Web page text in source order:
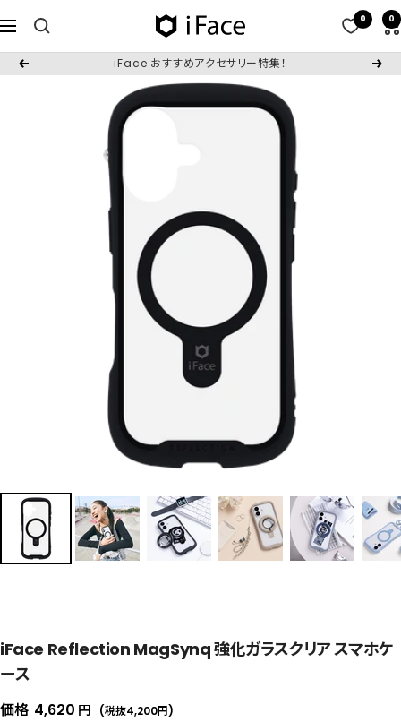
ン
ナ
ビ
ゲ
iFace
日
本
公
0 0
戻
iFace おすすめアクセサリー特集！
次
iFace Reflection MagSynq 強化ガラスクリア スマホケ
ース
価格 セ
4,620 円 (税抜4,200円)